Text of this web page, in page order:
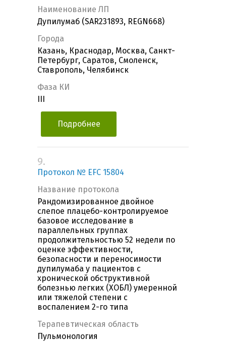
Наименование ЛП
Дупилумаб (SAR231893, REGN668)
Города
Казань, Краснодар, Москва, Санкт-
Петербург, Саратов, Смоленск,
Ставрополь, Челябинск
Фаза КИ
Подробнее
9.
Протокол № EFC 15804
Название протокола
Рандомизированное двойное
слепое плацебо-контролируемое
базовое исследование в
параллельных группах
продолжительностью 52 недели по
оценке эффективности,
безопасности и переносимости
дупилумаба у пациентов с
хронической обструктивной
болезнью легких (ХОБЛ) умеренной
или тяжелой степени с
воспалением 2-го типа
Терапевтическая область
Пульмонология